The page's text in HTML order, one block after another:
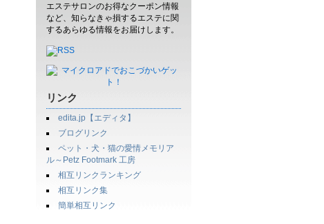
エステサロンのお得なクーポン情報
など、知らなきゃ損するエステに関
するあらゆる情報をお届けします。
リンク
edita.jp【エディタ】
ブログリンク
ペット・犬・猫の愛情メモリア
ル～Petz Footmark 工房
相互リンクランキング
相互リンク集
簡単相互リンク